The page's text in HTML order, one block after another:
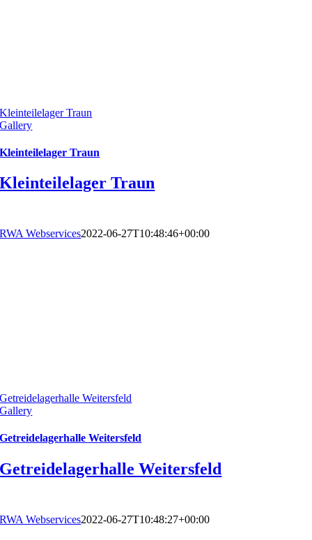
Kleinteilelager Traun
Gallery
Kleinteilelager Traun
Kleinteilelager Traun
RWA Webservices2022-06-27T10:48:46+00:00
Getreidelagerhalle Weitersfeld
Gallery
Getreidelagerhalle Weitersfeld
Getreidelagerhalle Weitersfeld
RWA Webservices2022-06-27T10:48:27+00:00